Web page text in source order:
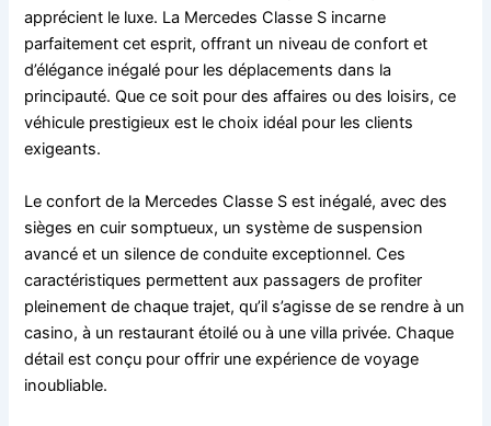
apprécient le luxe. La Mercedes Classe S incarne
parfaitement cet esprit, offrant un niveau de confort et
d’élégance inégalé pour les déplacements dans la
principauté. Que ce soit pour des affaires ou des loisirs, ce
véhicule prestigieux est le choix idéal pour les clients
exigeants.
Le confort de la Mercedes Classe S est inégalé, avec des
sièges en cuir somptueux, un système de suspension
avancé et un silence de conduite exceptionnel. Ces
caractéristiques permettent aux passagers de profiter
pleinement de chaque trajet, qu’il s’agisse de se rendre à un
casino, à un restaurant étoilé ou à une villa privée. Chaque
détail est conçu pour offrir une expérience de voyage
inoubliable.